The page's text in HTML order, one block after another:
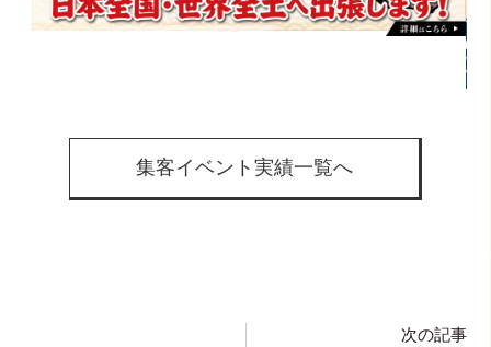
集客イベント実績一覧へ
次の記事